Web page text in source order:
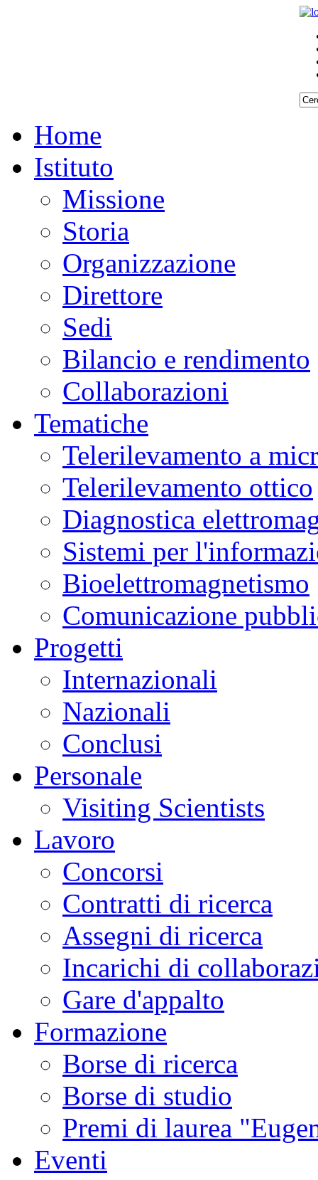
Home
Istituto
Missione
Storia
Organizzazione
Direttore
Sedi
Bilancio e rendimento
Collaborazioni
Tematiche
Telerilevamento a
Telerilevamento ottico
Diagnostica
Sistemi per
Bioelettromagnetismo
Comunicazione
Progetti
Internazionali
Nazionali
Conclusi
Personale
Visiting Scientists
Lavoro
Concorsi
Contratti di ricerca
Assegni di ricerca
Incarichi di
Gare d'appalto
Formazione
Borse di ricerca
Borse di studio
Premi di laurea
Eventi